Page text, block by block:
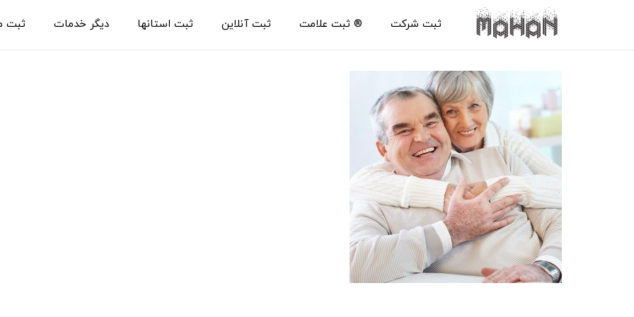
ثبت شرکت ®️ ثبت علامت ثبت آنلاین ثبت استانها دیگر خدمات ثبت